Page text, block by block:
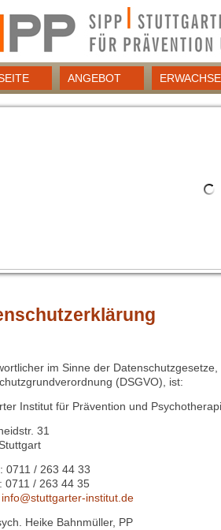
ANGEBOT
im Sinne der Datenschutzgesetze,
(DSGVO), ist:
Institut für Prävention und